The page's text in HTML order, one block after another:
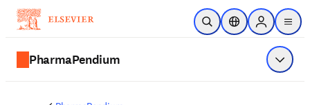
跳到主要內容
公開搜尋位置選擇器Sign in to
menu
PharmaPendium 顯示選